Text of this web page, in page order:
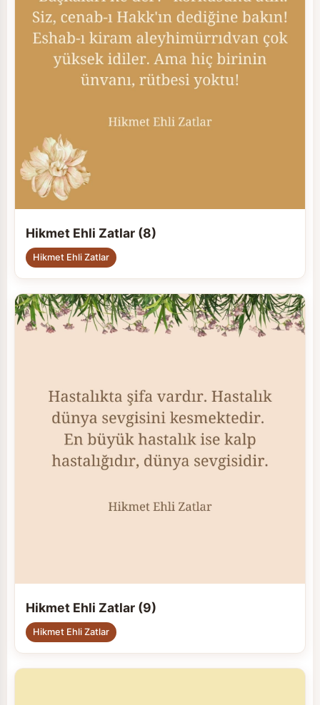
Hikmet Ehli Zatlar (8)
Hikmet Ehli Zatlar
Hikmet Ehli Zatlar (9)
Hikmet Ehli Zatlar